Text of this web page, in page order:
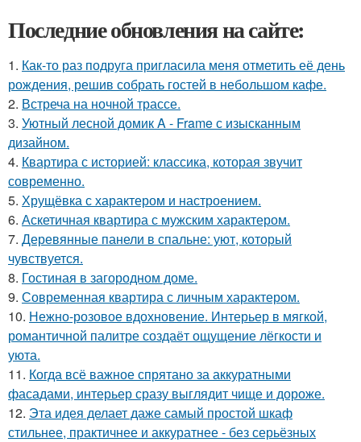
Последние обновления на сайте:
1. Как-то раз подруга пригласила меня отметить её день
рождения, решив собрать гостей в небольшом кафе.
2. Встреча на ночной трассе.
3. Уютный лесной домик A - Frame с изысканным
дизайном.
4. Квартира с историей: классика, которая звучит
современно.
5. Хрущёвка с характером и настроением.
6. Аскетичная квартира с мужским характером.
7. Деревянные панели в спальне: уют, который
чувствуется.
8. Гостиная в загородном доме.
9. Современная квартира с личным характером.
10. Нежно-розовое вдохновение. Интерьер в мягкой,
романтичной палитре создаёт ощущение лёгкости и
уюта.
11. Когда всё важное спрятано за аккуратными
фасадами, интерьер сразу выглядит чище и дороже.
12. Эта идея делает даже самый простой шкаф
стильнее, практичнее и аккуратнее - без серьёзных